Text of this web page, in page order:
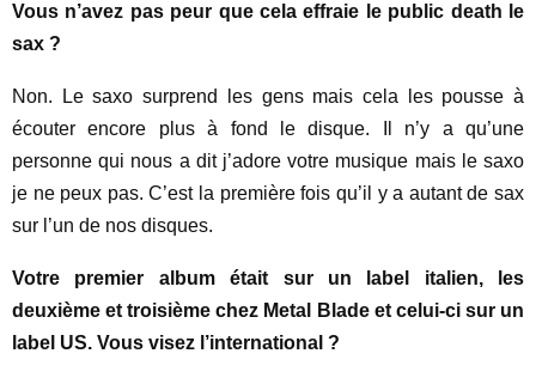
Vous n’avez pas peur que cela effraie le public death le
sax ?
Non. Le saxo surprend les gens mais cela les pousse à
écouter encore plus à fond le disque. Il n’y a qu’une
personne qui nous a dit j’adore votre musique mais le saxo
je ne peux pas. C’est la première fois qu’il y a autant de sax
sur l’un de nos disques.
Votre premier album était sur un label italien, les
deuxième et troisième chez Metal Blade et celui-ci sur un
label US. Vous visez l’international ?